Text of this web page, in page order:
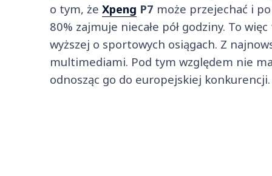
o tym, że Xpeng P7 może przejechać i
80% zajmuje niecałe pół godziny. To
wyższej o sportowych osiągach. Z
multimediami. Pod tym względem nie
odnosząc go do europejskiej konkurencji.